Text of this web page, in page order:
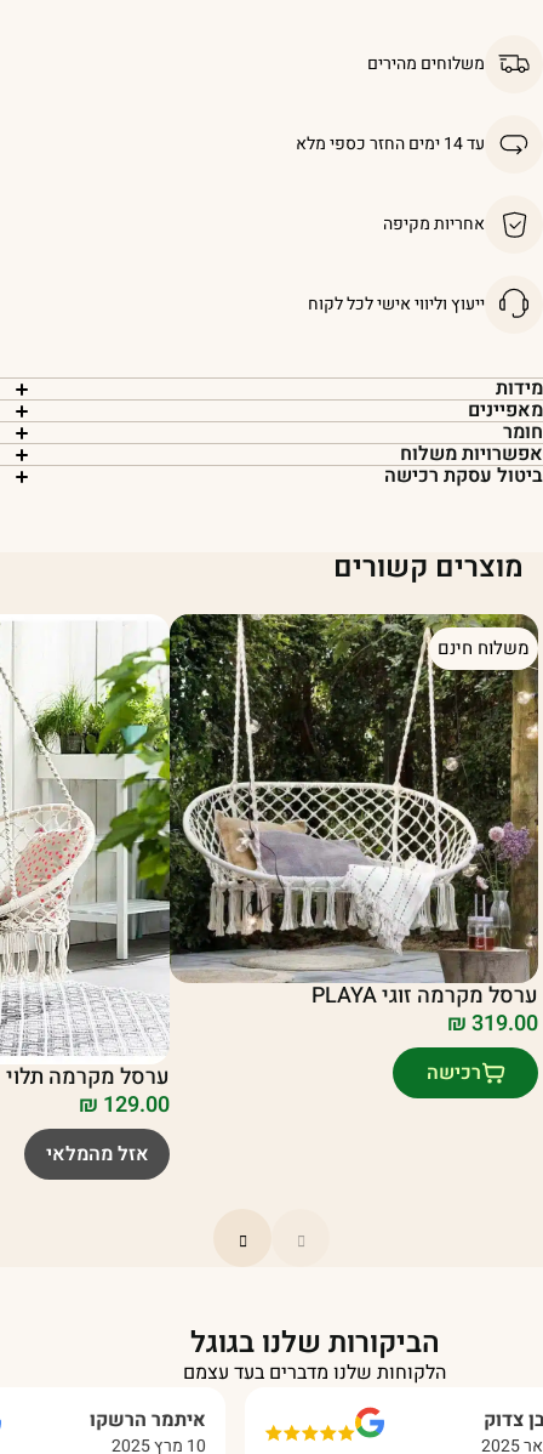
משלוחים מהירים
עד 14 ימים החזר כספי מלא
אחריות מקיפה
ייעוץ וליווי אישי לכל לקוח
משלוח
עסקת רכישה
מוצרים קשורים
משלוח חינם
ערסל מקרמה זוגי PLAYA
₪319.00
רכישה
ערסל מקרמה תלוי
₪ 129.00
אזל מהמלאי
הביקורות שלנו בגוגל
הלקוחות שלנו מדברים בעד עצמם
איתמר הרשקו